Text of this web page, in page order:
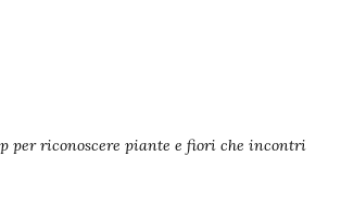
per riconoscere piante e fiori che incontri